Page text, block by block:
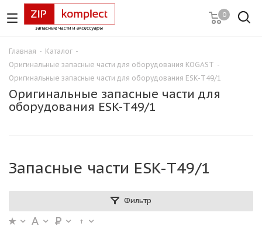
0
Главная - Каталог -
Оригинальные запасные части для оборудования KOGAST -
Оригинальные запасные части для оборудования ESK-T49/1
Оригинальные запасные части для
оборудования ESK-T49/1
Запасные части ESK-T49/1
Фильтр